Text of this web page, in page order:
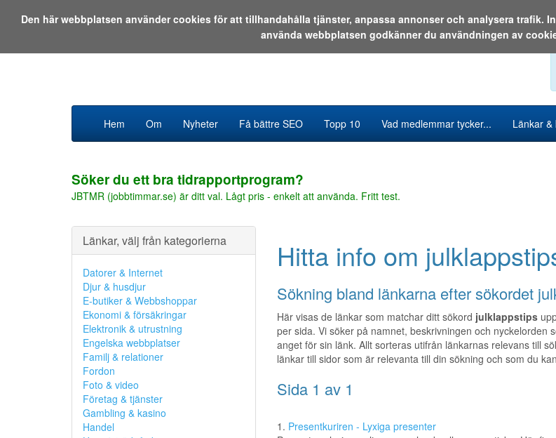
Hem Om Nyheter Få bättre SEO Topp 10 Vad medlemmar tycker... Länkar
Söker du ett bra tidrapportprogram?
JBTMR (jobbtimmar.se) är ditt val. Lågt pris - enkelt att använda. Fritt test.
Länkar, välj från kategorierna
Datorer & Internet
Djur & husdjur
E-butiker & Webbshoppar
Ekonomi & försäkringar
Elektronik & utrustning
Engelska webbplatser
Familj & relationer
Fordon
Foto & video
Företag & tjänster
Gambling & kasino
Handel
Hitta info om
Sökning bland länkarna efter sökordet
Här visas de länkar som matchar ditt sökord julklappstips
per sida. Vi söker på namnet, beskrivningen och nyckelorden
anget för sin länk. Allt sorteras utifrån länkarnas relevans till
länkar till sidor som är relevanta till din sökning och som du
Sida 1 av 1
1. Presentkuriren - Lyxiga presenter
Den här webbplatsen använder cookies för att tillhandahålla tjänster, anpassa annonser och analysera trafik.
använda webbplatsen godkänner du användningen av